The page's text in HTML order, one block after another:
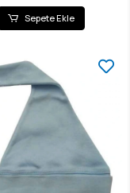
Sepete Ekle